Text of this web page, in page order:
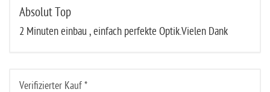
Absolut Top
2 Minuten einbau , einfach perfekte Optik.Vielen Dank
Verifizierter Kauf *